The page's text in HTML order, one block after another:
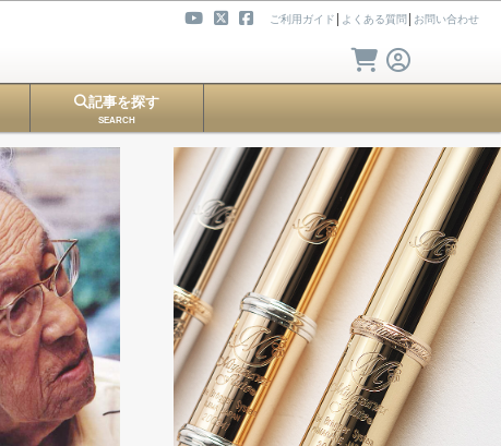
ご利用ガイド よくある質問 お問い合わせ
記事を探す
SEARCH